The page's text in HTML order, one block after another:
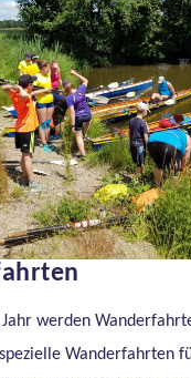
werden
Wanderfahrten